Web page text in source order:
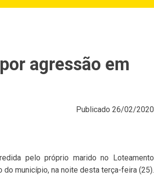
agressão em
Publicado 26/02/2020
pelo próprio marido no Loteamento
do município, na noite desta terça-feira (25).